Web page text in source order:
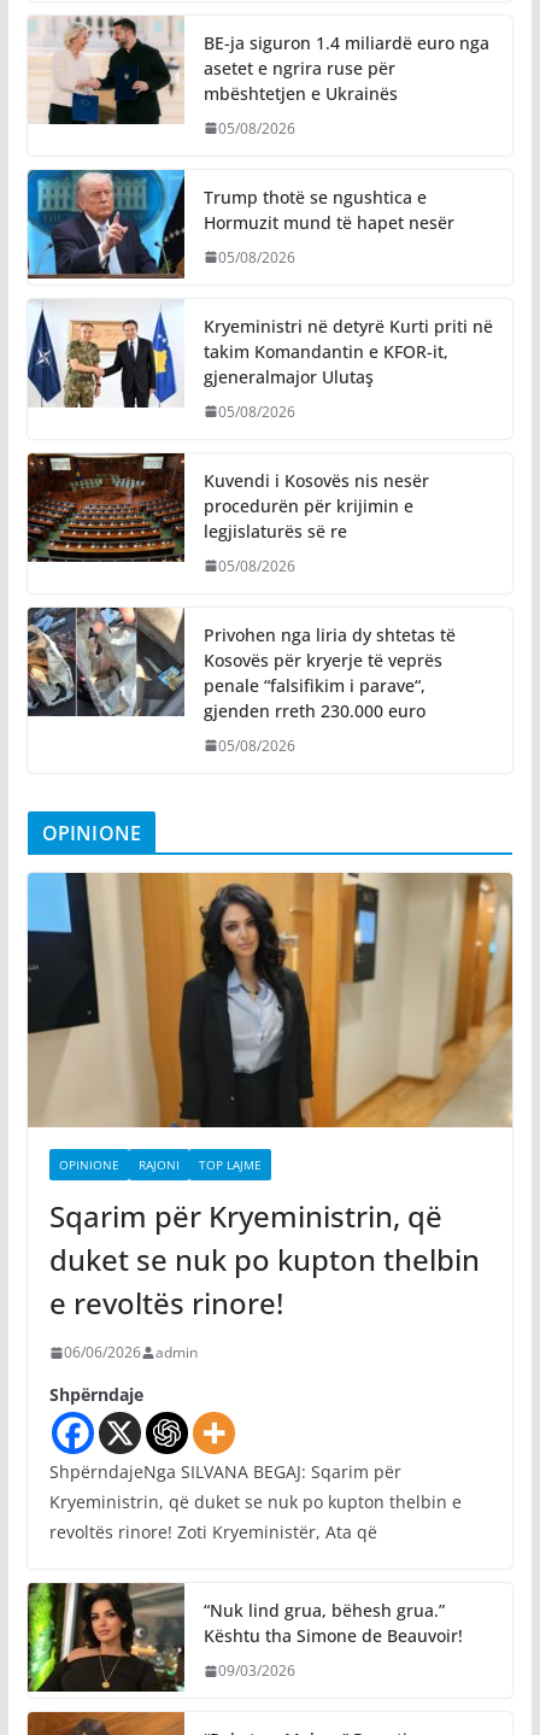
BE-ja siguron 1.4 miliardë euro nga
asetet e ngrira ruse për
mbështetjen e Ukrainës
05/08/2026
Trump thotë se ngushtica e
Hormuzit mund të hapet nesër
05/08/2026
Kryeministri në detyrë Kurti priti në
takim Komandantin e KFOR-it,
gjeneralmajor Ulutaş
05/08/2026
Kuvendi i Kosovës nis nesër
procedurën për krijimin e
legjislaturës së re
05/08/2026
Privohen nga liria dy shtetas të
Kosovës për kryerje të veprës
penale “falsifikim i parave“,
gjenden rreth 230.000 euro
05/08/2026
OPINIONE
OPINIONE RAJONI TOP LAJME
Sqarim për Kryeministrin, që
duket se nuk po kupton thelbin
e revoltës rinore!
06/06/2026 admin
Shpërndaje
ShpërndajeNga SILVANA BEGAJ: Sqarim për
Kryeministrin, që duket se nuk po kupton thelbin e
revoltës rinore! Zoti Kryeministër, Ata që
“Nuk lind grua, bëhesh grua.”
Kështu tha Simone de Beauvoir!
09/03/2026